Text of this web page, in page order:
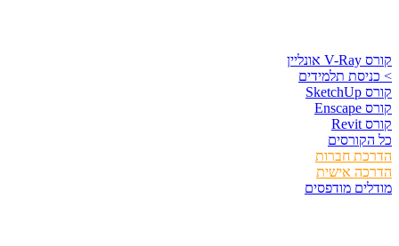
קורס V-Ray אונליין
> כניסת תלמידים
קורס SketchUp
קורס Enscape
קורס Revit
כל הקורסים
הדרכת חברות
הדרכה אישית
מודלים מודפסים